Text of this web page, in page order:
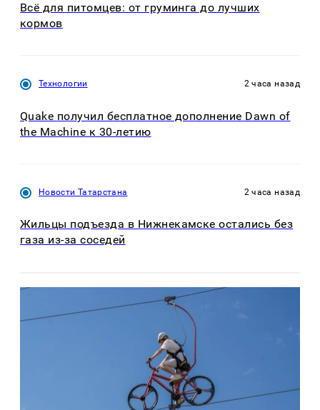
Всё для питомцев: от груминга до лучших
кормов
Технологии 2 часа назад
Quake получил бесплатное дополнение Dawn of
the Machine к 30-летию
Новости Татарстана 2 часа назад
Жильцы подъезда в Нижнекамске остались без
газа из-за соседей